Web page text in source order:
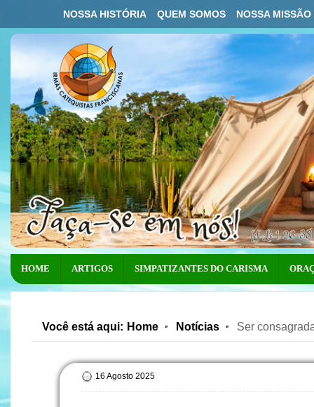
NOSSA HISTÓRIA QUEM SOMOS NOSSA MISSÃO
HOME ARTIGOS SIMPATIZANTES DO CARISMA
Você está aqui: Home Notícias Ser
16 Agosto 2025